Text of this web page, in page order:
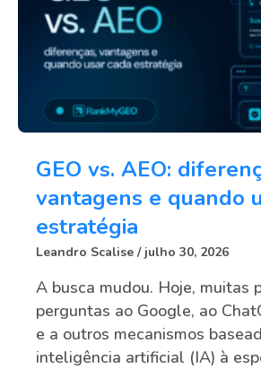
GEO vs. AEO:
vantagens e quando
estratégia
Leandro Scalise julho 30, 2026
A busca mudou. Hoje, muitas
perguntas ao Google, ao
e a outros mecanismos
inteligência artificial (IA) à